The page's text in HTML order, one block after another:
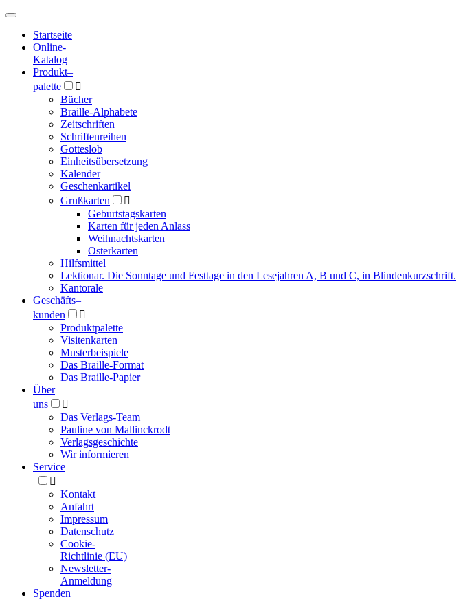
Hauptmenü
Hauptmenü
Startseite
Online-
Katalog
Produkt–
palette

Bücher
Braille-Alphabete
Zeitschriften
Schriftenreihen
Gotteslob
Einheitsübersetzung
Kalender
Geschenkartikel
Grußkarten

Geburtstagskarten
Karten für jeden Anlass
Weihnachtskarten
Osterkarten
Hilfsmittel
Lektionar. Die Sonntage und Festtage in den Lesejahren A, B und C, in Blindenkurzschrift.
Kantorale
Geschäfts­–
kunden

Produktpalette
Visitenkarten
Musterbeispiele
Das Braille-Format
Das Braille-Papier
Über
uns

Das Verlags-Team
Pauline von Mallinckrodt
Verlagsgeschichte
Wir informieren
Service

Kontakt
Anfahrt
Impressum
Datenschutz
Cookie-
Richtlinie (EU)
Newsletter-
Anmeldung
Spenden